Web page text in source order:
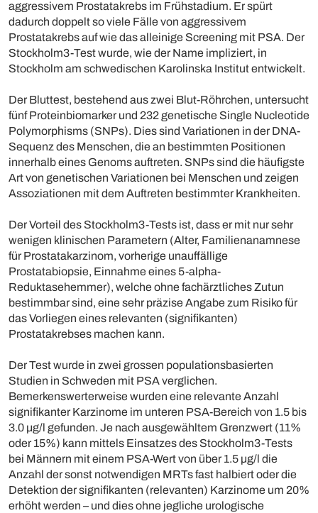
aggressivem Prostatakrebs im Frühstadium. Er spürt
dadurch doppelt so viele Fälle von aggressivem
Prostatakrebs auf wie das alleinige Screening mit PSA. Der
Stockholm3-Test wurde, wie der Name impliziert, in
Stockholm am schwedischen Karolinska Institut entwickelt.
Der Bluttest, bestehend aus zwei Blut-Röhrchen, untersucht
fünf Proteinbiomarker und 232 genetische Single Nucleotide
Polymorphisms (SNPs). Dies sind Variationen in der DNA-
Sequenz des Menschen, die an bestimmten Positionen
innerhalb eines Genoms auftreten. SNPs sind die häufigste
Art von genetischen Variationen bei Menschen und zeigen
Assoziationen mit dem Auftreten bestimmter Krankheiten.
Der Vorteil des Stockholm3-Tests ist, dass er mit nur sehr
wenigen klinischen Parametern (Alter, Familienanamnese
für Prostatakarzinom, vorherige unauffällige
Prostatabiopsie, Einnahme eines 5-alpha-
Reduktasehemmer), welche ohne fachärztliches Zutun
bestimmbar sind, eine sehr präzise Angabe zum Risiko für
das Vorliegen eines relevanten (signifikanten)
Prostatakrebses machen kann.
Der Test wurde in zwei grossen populationsbasierten
Studien in Schweden mit PSA verglichen.
Bemerkenswerterweise wurden eine relevante Anzahl
signifikanter Karzinome im unteren PSA-Bereich von 1.5 bis
3.0 µg/l gefunden. Je nach ausgewähltem Grenzwert (11%
oder 15%) kann mittels Einsatzes des Stockholm3-Tests
bei Männern mit einem PSA-Wert von über 1.5 µg/l die
Anzahl der sonst notwendigen MRTs fast halbiert oder die
Detektion der signifikanten (relevanten) Karzinome um 20%
erhöht werden – und dies ohne jegliche urologische